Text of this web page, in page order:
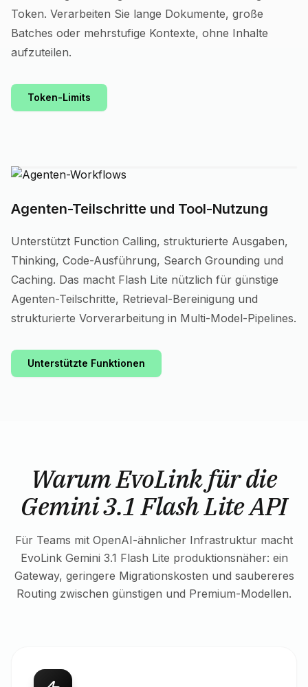
Token. Verarbeiten Sie lange Dokumente, große
Batches oder mehrstufige Kontexte, ohne Inhalte
aufzuteilen.
Token-Limits
Agenten-Teilschritte und Tool-Nutzung
Unterstützt Function Calling, strukturierte Ausgaben,
Thinking, Code-Ausführung, Search Grounding und
Caching. Das macht Flash Lite nützlich für günstige
Agenten-Teilschritte, Retrieval-Bereinigung und
strukturierte Vorverarbeitung in Multi-Model-Pipelines.
Unterstützte Funktionen
Warum EvoLink für die
Gemini 3.1 Flash Lite API
Für Teams mit OpenAI-ähnlicher Infrastruktur macht
EvoLink Gemini 3.1 Flash Lite produktionsnäher: ein
Gateway, geringere Migrationskosten und saubereres
Routing zwischen günstigen und Premium-Modellen.